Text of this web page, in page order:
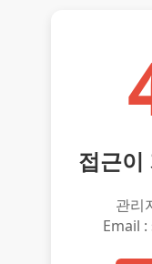
접근이
관리
Email